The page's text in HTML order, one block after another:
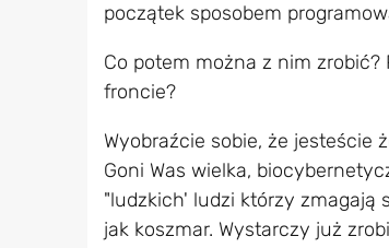
początek sposobem
Co potem można z nim
froncie?
Wyobraźcie sobie, że jesteście
Goni Was wielka,
"ludzkich' ludzi którzy
jak koszmar. Wystarczy już